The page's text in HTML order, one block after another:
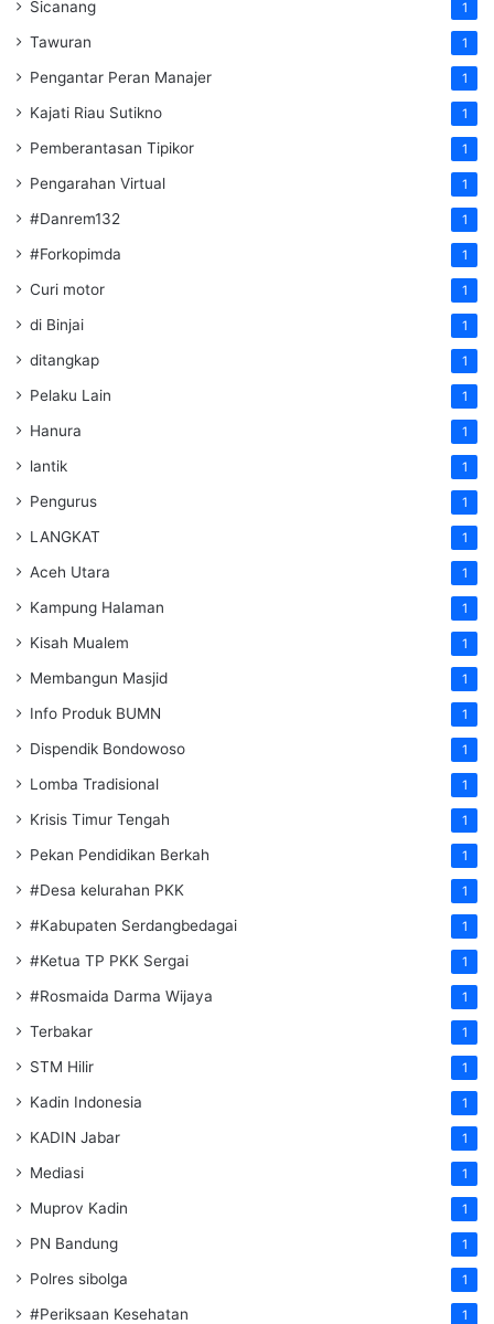
Sicanang 1
Tawuran 1
Pengantar Peran Manajer 1
Kajati Riau Sutikno 1
Pemberantasan Tipikor 1
Pengarahan Virtual 1
#Danrem132 1
#Forkopimda 1
Curi motor 1
di Binjai 1
ditangkap 1
Pelaku Lain 1
Hanura 1
lantik 1
Pengurus 1
LANGKAT 1
Aceh Utara 1
Kampung Halaman 1
Kisah Mualem 1
Membangun Masjid 1
Info Produk BUMN 1
Dispendik Bondowoso 1
Lomba Tradisional 1
Krisis Timur Tengah 1
Pekan Pendidikan Berkah 1
#Desa kelurahan PKK 1
#Kabupaten Serdangbedagai 1
#Ketua TP PKK Sergai 1
#Rosmaida Darma Wijaya 1
Terbakar 1
STM Hilir 1
Kadin Indonesia 1
KADIN Jabar 1
Mediasi 1
Muprov Kadin 1
PN Bandung 1
Polres sibolga 1
#Periksaan Kesehatan 1